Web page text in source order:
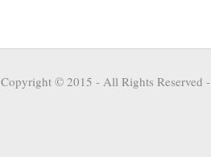
Copyright © 2015 - All Rights Reserved -